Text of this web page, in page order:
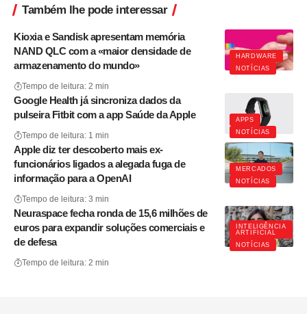
Também lhe pode interessar
HARDWARE
NOTÍCIAS
Kioxia e Sandisk apresentam memória
NAND QLC com a «maior densidade de
armazenamento do mundo»
Tempo de leitura: 2 min
APPS
NOTÍCIAS
Google Health já sincroniza dados da
pulseira Fitbit com a app Saúde da Apple
Tempo de leitura: 1 min
MERCADOS
NOTÍCIAS
Apple diz ter descoberto mais ex-
funcionários ligados a alegada fuga de
informação para a OpenAI
Tempo de leitura: 3 min
INTELIGÊNCIA
ARTIFICIAL
NOTÍCIAS
Neuraspace fecha ronda de 15,6 milhões de
euros para expandir soluções comerciais e
de defesa
Tempo de leitura: 2 min